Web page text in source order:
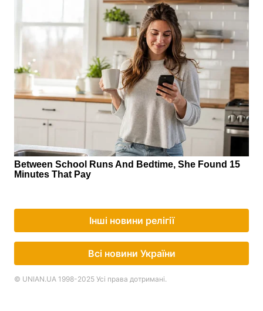
Інші новини релігії
Всі новини України
© UNIAN.UA 1998-2025 Усі права дотримані.